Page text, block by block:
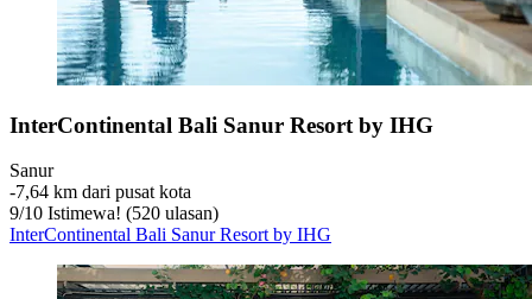
InterContinental Bali Sanur Resort by IHG
Sanur
‐7,64 km dari pusat kota
9/10 Istimewa! (520 ulasan)
InterContinental Bali Sanur Resort by IHG